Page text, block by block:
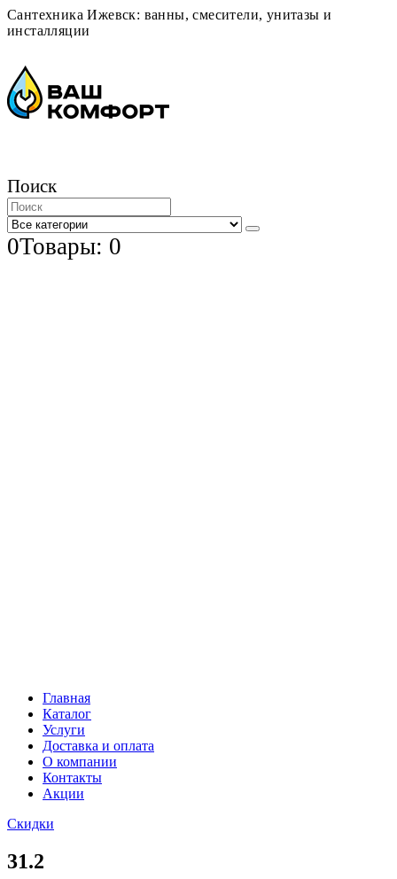
Сантехника Ижевск: ванны, смесители, унитазы и
инсталляции
Поиск
0Товары: 0
Главная
Каталог
Услуги
Доставка и оплата
О компании
Контакты
Акции
Скидки
31.2